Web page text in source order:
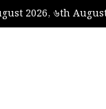
2026, ৬th